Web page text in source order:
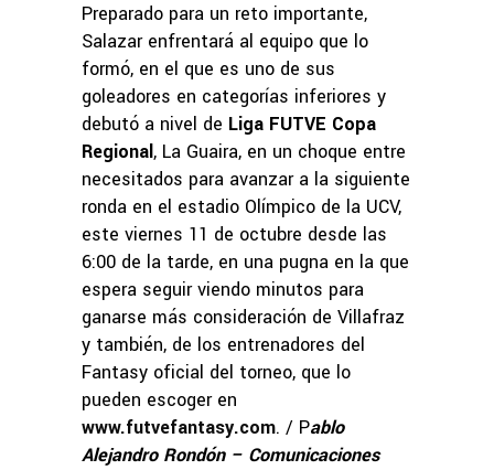
Preparado para un reto importante,
Salazar enfrentará al equipo que lo
formó, en el que es uno de sus
goleadores en categorías inferiores y
debutó a nivel de Liga FUTVE Copa
Regional, La Guaira, en un choque entre
necesitados para avanzar a la siguiente
ronda en el estadio Olímpico de la UCV,
este viernes 11 de octubre desde las
6:00 de la tarde, en una pugna en la que
espera seguir viendo minutos para
ganarse más consideración de Villafraz
y también, de los entrenadores del
Fantasy oficial del torneo, que lo
pueden escoger en
www.futvefantasy.com. / Pablo
Alejandro Rondón – Comunicaciones